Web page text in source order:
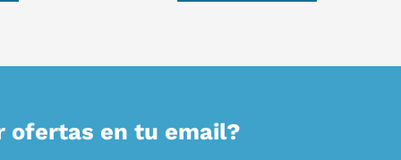
ofertas en tu email?